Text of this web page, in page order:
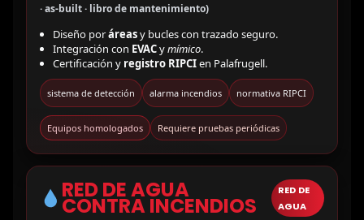
· as-built · libro de mantenimiento)
Diseño poráreasy bucles con trazado seguro.
Integración con EVACymímico.
Certificación y registro RIPCIen Palafrugell.
sistema de detección alarma incendios normativa RIPCI
Equipos homologados Requiere pruebas periódicas
RED DE AGUA
CONTRA INCENDIOS
RED DE
AGUA